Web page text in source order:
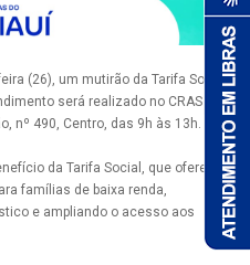
(26), um mutirão da Tarifa Social
será realizado no CRAS do
nº 490, Centro, das 9h às 13h.
da Tarifa Social, que oferece
famílias de baixa renda,
e ampliando o acesso aos